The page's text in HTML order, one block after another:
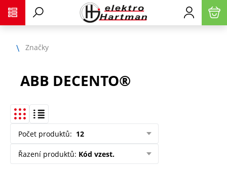
Značky
ABB DECENTO®
Počet produktů: 12
Řazení produktů: Kód vzest.